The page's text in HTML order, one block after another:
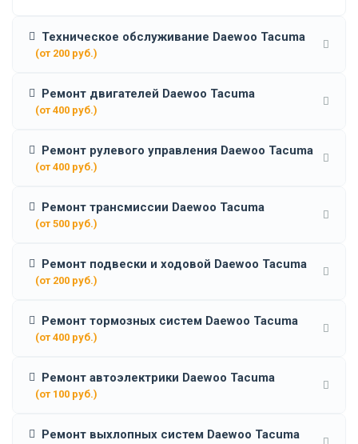
Техническое обслуживание Daewoo Tacuma
(от 200 руб.)
Ремонт двигателей Daewoo Tacuma
(от 400 руб.)
Ремонт рулевого управления Daewoo Tacuma
(от 400 руб.)
Ремонт трансмиссии Daewoo Tacuma
(от 500 руб.)
Ремонт подвески и ходовой Daewoo Tacuma
(от 200 руб.)
Ремонт тормозных систем Daewoo Tacuma
(от 400 руб.)
Ремонт автоэлектрики Daewoo Tacuma
(от 100 руб.)
Ремонт выхлопных систем Daewoo Tacuma